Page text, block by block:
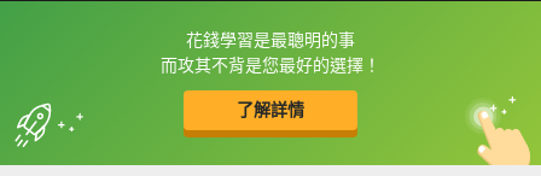
花錢學習是最聰明的事
而攻其不背是您最好的選擇！
了解詳情
框選或點兩下字幕可以直接查字典喔！
收錄佳句 中
英